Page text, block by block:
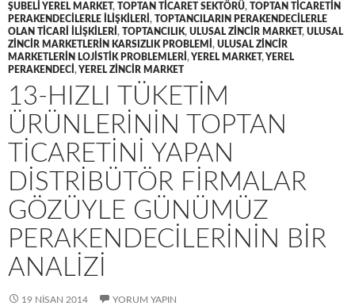
ŞUBELI YEREL MARKET, TOPTAN TICARET SEKTÖRÜ, TOPTAN TICARETIN
PERAKENDECILERLE ILIŞKILERI , TOPTANCILARIN PERAKENDECILERLE
OLAN TICARI ILIŞKILERI , TOPTANCILIK, ULUSAL ZINCIR MARKET, ULUSAL
ZINCIR MARKETLERIN KARSIZLIK PROBLEMI , ULUSAL ZINCIR
MARKETLERIN LOJISTIK PROBLEMLERI ,YEREL MARKET,YEREL
PERAKENDECI ,YEREL ZINCIR MARKET
13-HIZLI TÜKETIM
ÜRÜNLERININ TOPTAN
TICARETINI YAPAN
DISTRIBÜTÖR FIRMALAR
GÖZÜYLE GÜNÜMÜZ
PERAKENDECILERININ BIR
ANALIZI
19 NISAN 2014 YORUM YAPIN